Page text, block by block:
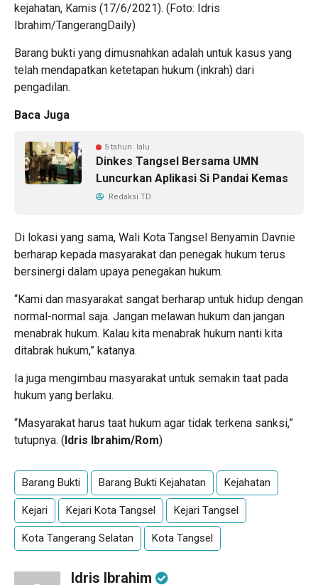
kejahatan, Kamis (17/6/2021). (Foto: Idris
Ibrahim/TangerangDaily)
Barang bukti yang dimusnahkan adalah untuk kasus yang
telah mendapatkan ketetapan hukum (inkrah) dari
pengadilan.
Baca Juga
5 tahun lalu
Dinkes Tangsel Bersama UMN
Luncurkan Aplikasi Si Pandai Kemas
Redaksi TD
Di lokasi yang sama, Wali Kota Tangsel Benyamin Davnie
berharap kepada masyarakat dan penegak hukum terus
bersinergi dalam upaya penegakan hukum.
“Kami dan masyarakat sangat berharap untuk hidup dengan
normal-normal saja. Jangan melawan hukum dan jangan
menabrak hukum. Kalau kita menabrak hukum nanti kita
ditabrak hukum,” katanya.
Ia juga mengimbau masyarakat untuk semakin taat pada
hukum yang berlaku.
“Masyarakat harus taat hukum agar tidak terkena sanksi,”
tutupnya. ( Idris Ibrahim/Rom)
Barang Bukti Barang Bukti Kejahatan Kejahatan
Kejari Kejari Kota Tangsel Kejari Tangsel
Kota Tangerang Selatan Kota Tangsel
Idris Ibrahim